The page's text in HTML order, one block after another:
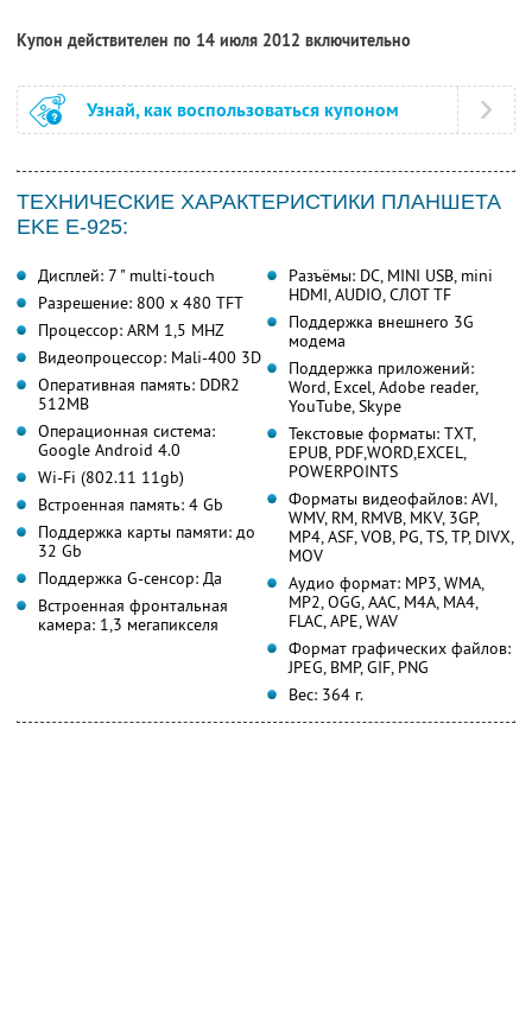
Купон действителен по 14 июля 2012 включительно
Узнай, как воспользоваться купоном
ТЕХНИЧЕСКИЕ ХАРАКТЕРИСТИКИ ПЛАНШЕТА
EKE E-925:
Дисплей: 7 " multi-touch
Разрешение: 800 x 480 TFT
Процессор: ARM 1,5 MHZ
Видеопроцессор: Mali-400 3D
Оперативная память: DDR2
512MB
Операционная система:
Google Android 4.0
Wi-Fi (802.11 11gb)
Встроенная память: 4 Gb
Поддержка карты памяти: до
32 Gb
Поддержка G-сенсор: Да
Встроенная фронтальная
камера: 1,3 мегапикселя
Разъёмы: DC, MINI USB, mini
HDMI, AUDIO, СЛОТ TF
Поддержка внешнего 3G
модема
Поддержка приложений:
Word, Excel, Adobe reader,
YouTube, Skype
Текстовые форматы: TXT,
EPUB, PDF,WORD,EXCEL,
POWERPOINTS
Форматы видеофайлов: AVI,
WMV, RM, RMVB, MKV, 3GP,
MP4, ASF, VOB, PG, TS, TP, DIVX,
MOV
Аудио формат: MP3, WMA,
MP2, OGG, AAC, M4A, MA4,
FLAC, APE, WAV
Формат графических файлов:
JPEG, BMP, GIF, PNG
Вес: 364 г.